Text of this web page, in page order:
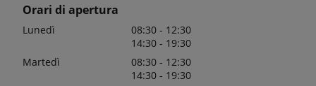
Orari di apertura
Lunedì
08:30 - 12:30
14:30 - 19:30
Martedì
08:30 - 12:30
14:30 - 19:30